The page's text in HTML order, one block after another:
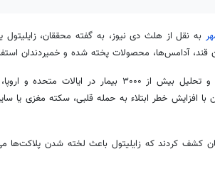
به نقل از هلثدی نیوز، به گفته محققان،زایلیتول
قند، آدامس‌ها، محصولات پخته شده و خمیردندان
اما بر اساس تجزیه و تحلیل بیش از ۳۰۰۰
با افزایش خطر ابتلاء به حمله قلبی، سکته مغزی یا
کشف کردند که زایلیتولباعث لخته شدن پلاکت‌ها